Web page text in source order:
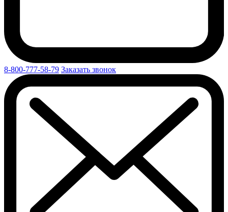
8-800-777-58-79 Заказать звонок